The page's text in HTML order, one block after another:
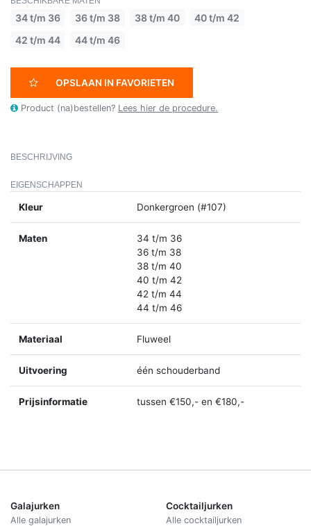
34 t/m 36 36 t/m 38 38 t/m 40
40 t/m 42
42 t/m 44
44 t/m 46
OPSLAAN IN FAVORIETEN
Product (na)bestellen? Lees hier de procedure.
BESCHRIJVING
EIGENSCHAPPEN
Kleur Donkergroen (#107)
Maten
34 t/m 36
36 t/m 38
38 t/m 40
40 t/m 42
42 t/m 44
44 t/m 46
Materiaal Fluweel
Uitvoering één schouderband
Prijsinformatie tussen €150,- en €180,-
Galajurken
Alle galajurken
Cocktailjurken
Alle cocktailjurken